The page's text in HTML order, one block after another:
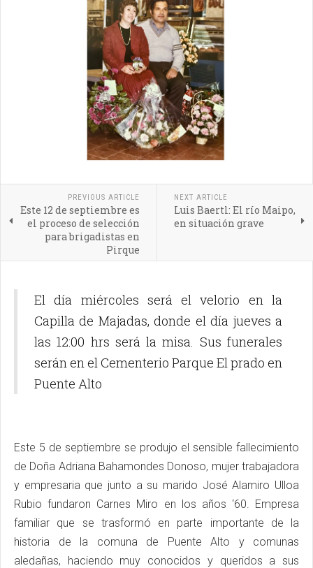
PREVIOUS ARTICLE
Este 12 de septiembre es
el proceso de selección
para brigadistas en
Pirque
NEXT ARTICLE
Luis Baertl: El río Maipo,
en situación grave
El día miércoles será el velorio en la
Capilla de Majadas, donde el día jueves a
las 12:00 hrs será la misa. Sus funerales
serán en el Cementerio Parque El prado en
Puente Alto
Este 5 de septiembre se produjo el sensible fallecimiento
de Doña Adriana Bahamondes Donoso, mujer trabajadora
y empresaria que junto a su marido José Alamiro Ulloa
Rubio fundaron Carnes Miro en los años ‘60. Empresa
familiar que se trasformó en parte importante de la
historia de la comuna de Puente Alto y comunas
aledañas, haciendo muy conocidos y queridos a sus